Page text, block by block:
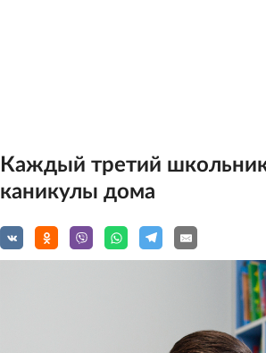
Каждый третий
каникулы дома